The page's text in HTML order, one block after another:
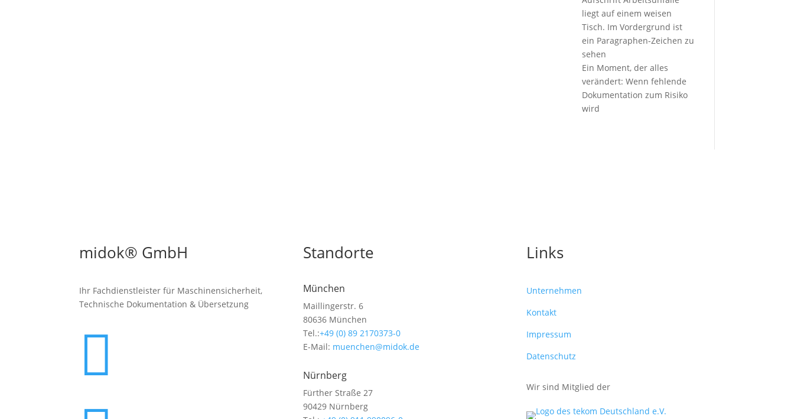
Ein Moment, der alles
verändert: Wenn fehlende
Dokumentation zum Risiko
wird
midok® GmbH
Ihr Fachdienstleister für Maschinen­sicherheit,
Technische Dokumentation & Übersetzung

Standorte
München
Maillingerstr. 6
80636 München
Tel.:+49 (0) 89 2170373-0
E-Mail: muenchen@midok.de
Nürnberg
Fürther Straße 27
90429 Nürnberg
Links
Unternehmen
Kontakt
Impressum
Datenschutz
Wir sind Mitglied der